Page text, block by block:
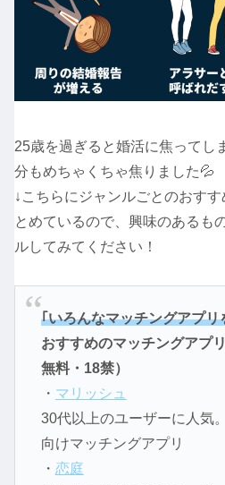
25歳を過ぎると婚活に焦ってし
分もめちゃくちゃ焦りました💦
↓こちらにジャンルごとのおす
とめているので、興味のあるも
ルしてみてください！
｢いろんなマッチングアプリ
おすすめのマッチングアプ
無料・18禁）
・ マリッシュ
30代以上のユーザーに人気
向けマッチングアプリ
・ 恋庭